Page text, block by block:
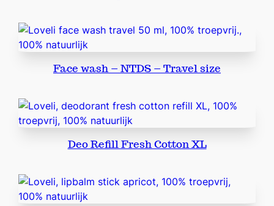
Face wash – NTDS – Travel size
Deo Refill Fresh Cotton XL